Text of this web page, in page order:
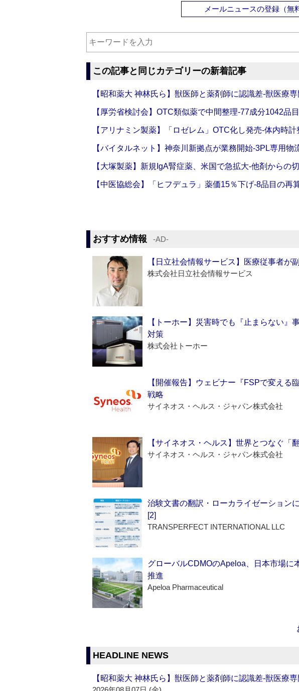
メールニュースの登録（無
この記事と同じカテゴリーの新着記事
【昭和薬大 神林氏ら】獣医師と薬剤師に認識差‐獣医療
【厚労省検討会】OTC類似薬で中間整理‐77成分1042品
【アリナミン製薬】「ロゼレム」OTC化し発売‐体内時
【バイタルネット】神奈川新拠点が業務開始‐3PL専用物
【大塚製薬】新規IgA腎症薬、米国で急拡大‐他剤からの
【中医協総会】「ヒフデュラ」薬価15％下げ‐8品目の再
おすすめ情報 ‐AD‐
【日立社会情報サービス】医療従事者が
株式会社日立社会情報サービス
【トーホー】災害時でも『止まらない
対策
株式会社トーホー
【開催報告】ウェビナー『FSPで変える
戦略
サイネオス・ヘルス・ジャパン株式会社
【サイネオス・ヘルス】世界とつなぐ「
サイネオス・ヘルス・ジャパン株式会社
治験文書の翻訳・ローカライゼーション
[2]
TRANSPERFECT INTERNATIONAL LLC
グローバルCDMOのApeloa、日本市場に
推進
Apeloa Pharmaceutical
HEADLINE NEWS
【昭和薬大 神林氏ら】獣医師と薬剤師に認識差‐獣医療